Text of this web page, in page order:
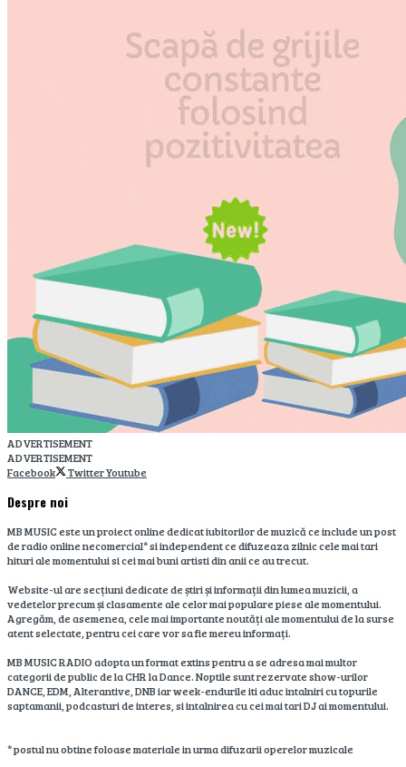
ADVERTISEMENT
ADVERTISEMENT
Facebook
TwitterYoutube
Despre noi
MB MUSIC este un proiect online dedicat iubitorilor de muzică ce include un post
de radio online necomercial* si independent ce difuzeaza zilnic cele mai tari
hituri ale momentului si cei mai buni artisti din anii ce au trecut.
Website-ul are secțiuni dedicate de știri și informații din lumea muzicii, a
vedetelor precum și clasamente ale celor mai populare piese ale momentului.
Agregăm, de asemenea, cele mai importante noutăți ale momentului de la surse
atent selectate, pentru cei care vor sa fie mereu informați.
MB MUSIC RADIO adopta un format extins pentru a se adresa mai multor
categorii de public de la CHR la Dance. Noptile sunt rezervate show-urilor
DANCE, EDM, Alterantive, DNB iar week-endurile iti aduc intalniri cu topurile
saptamanii, podcasturi de interes, si intalnirea cu cei mai tari DJ ai momentului.
* postul nu obtine foloase materiale in urma difuzarii operelor muzicale